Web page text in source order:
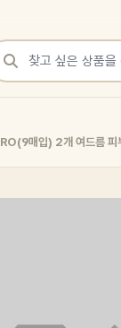
상품 검색
매입) 2개 여드름 피